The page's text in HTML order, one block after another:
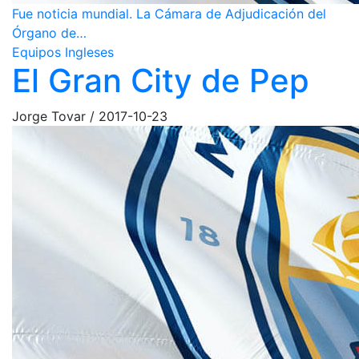
Fue noticia mundial. La Cámara de Adjudicación del
Órgano de…
Equipos Ingleses
El Gran City de Pep
Jorge Tovar / 2017-10-23